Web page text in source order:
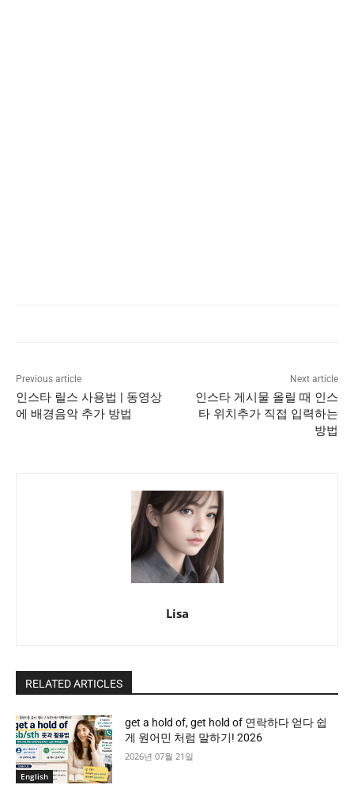
Previous article
인스타 릴스 사용법 | 동영상
에 배경음악 추가 방법
Next article
인스타 게시물 올릴 때 인스
타 위치추가 직접 입력하는
방법
Lisa
RELATED ARTICLES
English
get a hold of, get hold of 연락하다 얻다 쉽
게 원어민 처럼 말하기! 2026
2026년 07월 21일